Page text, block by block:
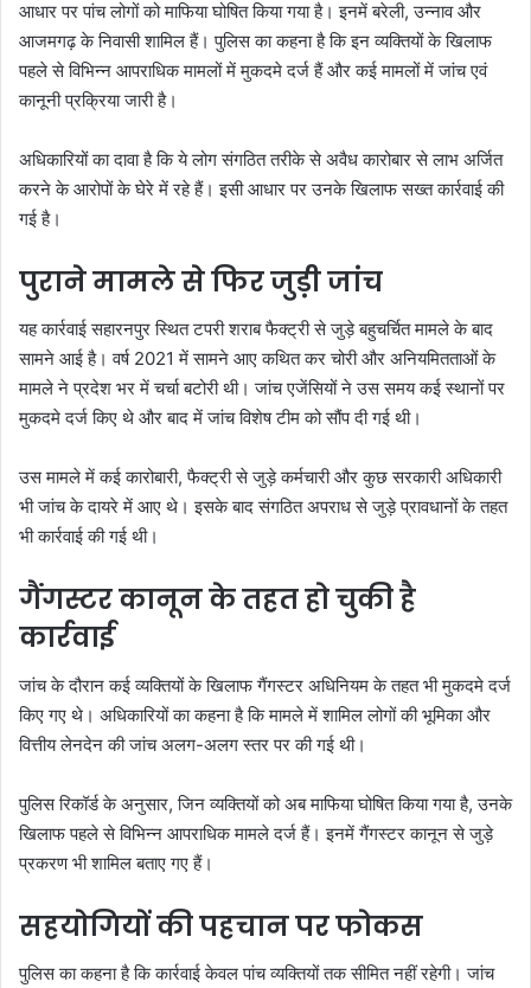
आधार पर पांच लोगों को माफिया घोषित किया गया है। इनमें बरेली, उन्नाव और
आजमगढ़ के निवासी शामिल हैं। पुलिस का कहना है कि इन व्यक्तियों के खिलाफ
पहले से विभिन्न आपराधिक मामलों में मुकदमे दर्ज हैं और कई मामलों में जांच एवं
कानूनी प्रक्रिया जारी है।
अधिकारियों का दावा है कि ये लोग संगठित तरीके से अवैध कारोबार से लाभ अर्जित
करने के आरोपों के घेरे में रहे हैं। इसी आधार पर उनके खिलाफ सख्त कार्रवाई की
गई है।
पुराने मामले से फिर जुड़ी जांच
यह कार्रवाई सहारनपुर स्थित टपरी शराब फैक्ट्री से जुड़े बहुचर्चित मामले के बाद
सामने आई है। वर्ष 2021 में सामने आए कथित कर चोरी और अनियमितताओं के
मामले ने प्रदेश भर में चर्चा बटोरी थी। जांच एजेंसियों ने उस समय कई स्थानों पर
मुकदमे दर्ज किए थे और बाद में जांच विशेष टीम को सौंप दी गई थी।
उस मामले में कई कारोबारी, फैक्ट्री से जुड़े कर्मचारी और कुछ सरकारी अधिकारी
भी जांच के दायरे में आए थे। इसके बाद संगठित अपराध से जुड़े प्रावधानों के तहत
भी कार्रवाई की गई थी।
गैंगस्टर कानून के तहत हो चुकी है
कार्रवाई
जांच के दौरान कई व्यक्तियों के खिलाफ गैंगस्टर अधिनियम के तहत भी मुकदमे दर्ज
किए गए थे। अधिकारियों का कहना है कि मामले में शामिल लोगों की भूमिका और
वित्तीय लेनदेन की जांच अलग-अलग स्तर पर की गई थी।
पुलिस रिकॉर्ड के अनुसार, जिन व्यक्तियों को अब माफिया घोषित किया गया है, उनके
खिलाफ पहले से विभिन्न आपराधिक मामले दर्ज हैं। इनमें गैंगस्टर कानून से जुड़े
प्रकरण भी शामिल बताए गए हैं।
सहयोगियों की पहचान पर फोकस
पुलिस का कहना है कि कार्रवाई केवल पांच व्यक्तियों तक सीमित नहीं रहेगी। जांच